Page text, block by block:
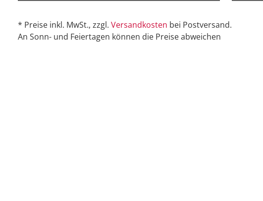
* Preise inkl. MwSt., zzgl. Versandkosten bei Postversand.
An Sonn- und Feiertagen können die Preise abweichen